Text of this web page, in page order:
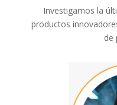
Investigamos la
productos
de